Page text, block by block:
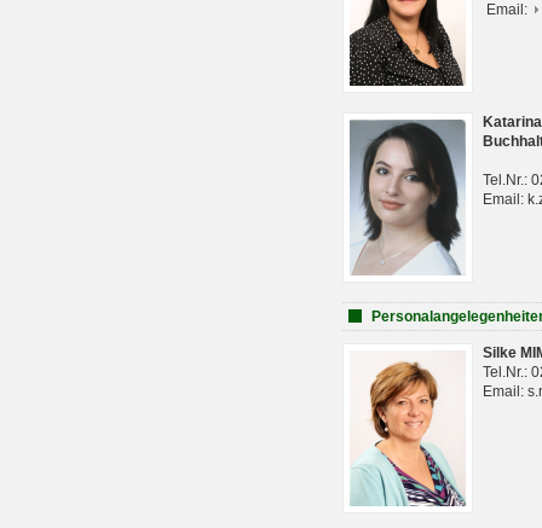
Email:
Tel.Nr.:
Email:
Silke
Tel.Nr.:
Email: